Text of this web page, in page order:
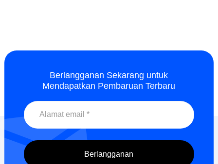
Berlangganan Sekarang untuk
Mendapatkan Pembaruan Terbaru